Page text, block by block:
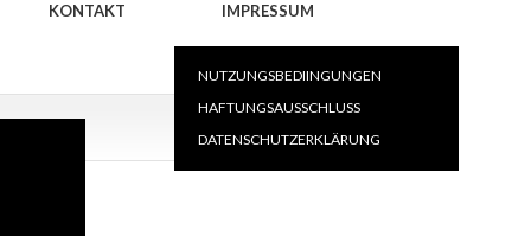
KONTAKT IMPRESSUM
NUTZUNGSBEDIINGUNGEN
HAFTUNGSAUSSCHLUSS
DATENSCHUTZERKLÄRUNG